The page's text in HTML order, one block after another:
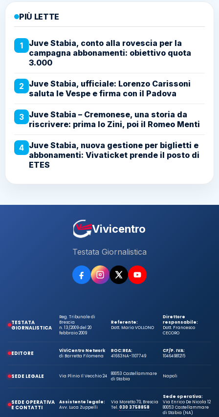
PIÙ LETTE
1
Juve Stabia, conto alla rovescia per la
campagna abbonamenti: obiettivo quota
3.000
2 Juve Stabia, ufficiale: Lorenzo Carissoni
saluta le Vespe e firma con il Padova
3 Juve Stabia – Cremonese, una storia da
riscrivere: prima lo Zini, poi il Romeo Menti
4 Juve Stabia, nuova gestione per biglietti e
abbonamenti: Vivaticket prende il posto di
ETES
Vivicentro
Testata Giornalistica
TESTATA
GIORNALISTICA
Reg. Tribunale di
Brescia
n. 13/2009 del 20
febbraio 2009
Referente:
Dott. Mario VOLLONO
Direttore
responsabile:
Dott. Francesco
CECORO
EDITORE
ViViCentro Network
di Barretta Filomena
ROC:
41663
REA:
NA-1107749
CF/P. IVA:
10464981215
SEDE LEGALE Via Plinio Il Vecchio 24
80053 Castellammare
di Stabia
Napoli
SEDE OPERATIVA
E CONTATTI
Assistente legale:
Avv. Luca Zuppelli
Via Moretto 70, Brescia
Tel.030 3758858
Sede operativa:
Via Enrico De Nicola 12
80053 Castellammare
di Stabia (NA)